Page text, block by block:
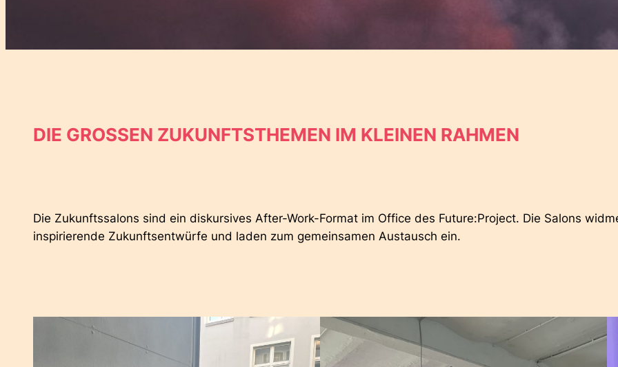
DIE GROSSEN ZUKUNFTSTHEMEN IM KLEINEN RAHMEN
Die Zukunftssalons sind ein diskursives After-Work-Format im Office des Future:Project. Die Salons
inspirierende Zukunftsentwürfe und laden zum gemeinsamen Austausch ein.